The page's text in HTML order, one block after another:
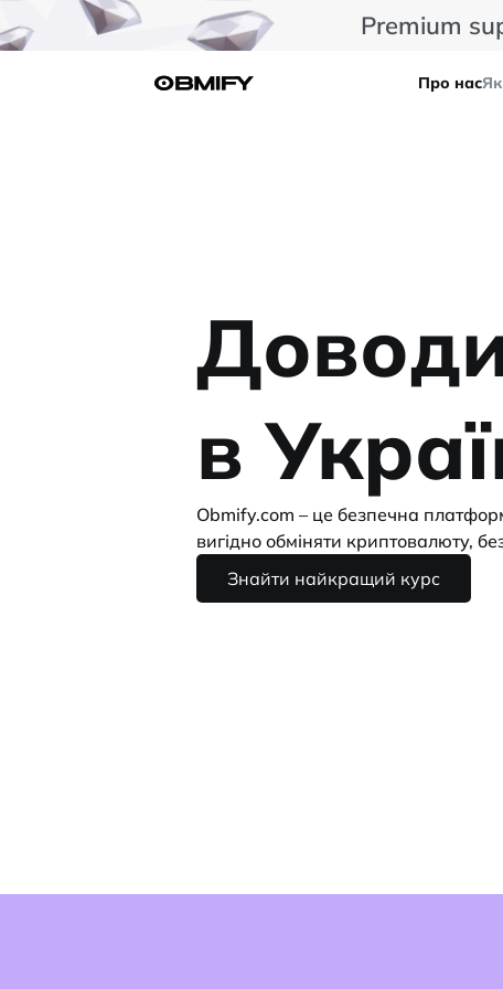
Premium
Про нас
в
Obmify.com – це безпечна
вигідно обміняти криптовалюту,
Знайти найкращий курс